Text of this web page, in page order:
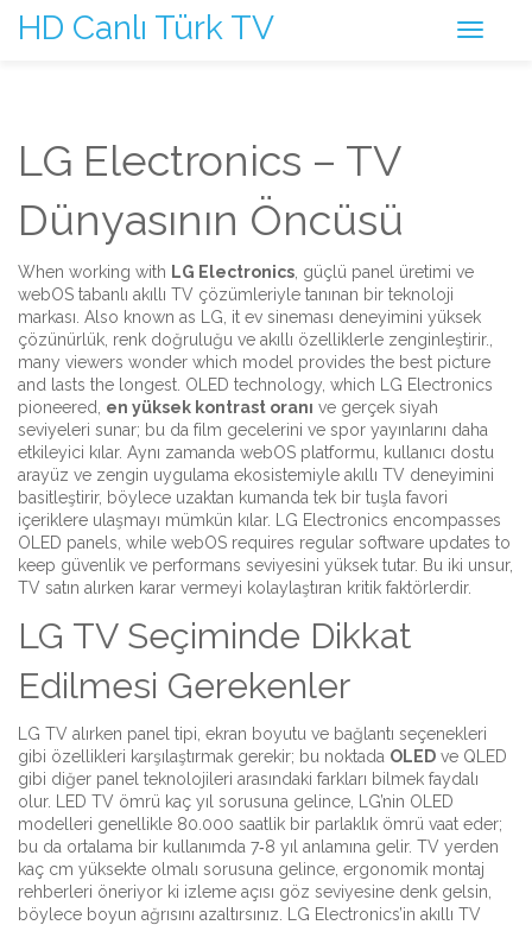
HD Canlı Türk TV
LG Electronics – TV
Dünyasının Öncüsü
When working with LG Electronics güçlü panel üretimi ve
webOS tabanlı akıllı TV çözümleriyle tanınan bir teknoloji
markası . Also known as LG , it ev sineması deneyimini yüksek
çözünürlük, renk doğruluğu ve akıllı özelliklerle zenginleştirir.
many viewers wonder which model provides the best picture
and lasts the longest. OLED technology, which LG Electronics
pioneered, en yüksek kontrast oranı ve gerçek siyah
seviyeleri sunar; bu da film gecelerini ve spor yayınlarını daha
etkileyici kılar. Aynı zamanda webOS platformu, kullanıcı dostu
arayüz ve zengin uygulama ekosistemiyle akıllı TV deneyimini
basitleştirir, böylece uzaktan kumanda tek bir tuşla favori
içeriklere ulaşmayı mümkün kılar. LG Electronics encompasses
OLED panels, while webOS requires regular software updates to
keep güvenlik ve performans seviyesini yüksek tutar. Bu iki unsur,
TV satın alırken karar vermeyi kolaylaştıran kritik faktörlerdir.
LG TV Seçiminde Dikkat
Edilmesi Gerekenler
LG TV alırken panel tipi, ekran boyutu ve bağlantı seçenekleri
gibi özellikleri karşılaştırmak gerekir; bu noktada OLED ve QLED
gibi diğer panel teknolojileri arasındaki farkları bilmek faydalı
olur. LED TV ömrü kaç yıl sorusuna gelince, LG’nin OLED
modelleri genellikle 80.000 saatlik bir parlaklık ömrü vaat eder;
bu da ortalama bir kullanımda 7‑8 yıl anlamına gelir. TV yerden
kaç cm yüksekte olmalı sorusuna gelince, ergonomik montaj
rehberleri öneriyor ki izleme açısı göz seviyesine denk gelsin,
böylece boyun ağrısını azaltırsınız. LG Electronics’in akıllı TV